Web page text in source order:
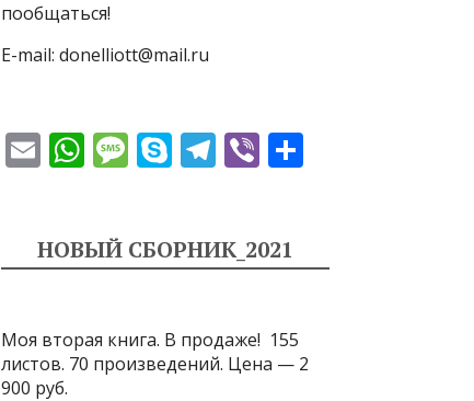
пообщаться!
E-mail: donelliott@mail.ru
E
l
W
s
p
p
M
a
e
S
p
T
gr
m
Vi
р
и
НОВЫЙ СБОРНИК_2021
Моя вторая книга. В продаже! 155
листов. 70 произведений. Цена — 2
900 руб.